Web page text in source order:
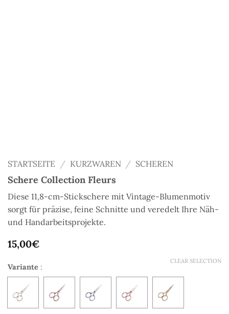
STARTSEITE / KURZWAREN / SCHEREN
Schere Collection Fleurs
Diese 11,8-cm-Stickschere mit Vintage-Blumenmotiv
sorgt für präzise, feine Schnitte und veredelt Ihre Näh-
und Handarbeitsprojekte.
15,00€
Variante :
CLEAR SELECTION